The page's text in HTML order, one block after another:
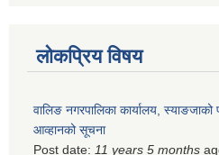
लोकप्रिय विषय
वालिङ नगरपालिका कार्यालय, स्याङजाको
आव्हानको सूचना
Post date: 11 years 5 months